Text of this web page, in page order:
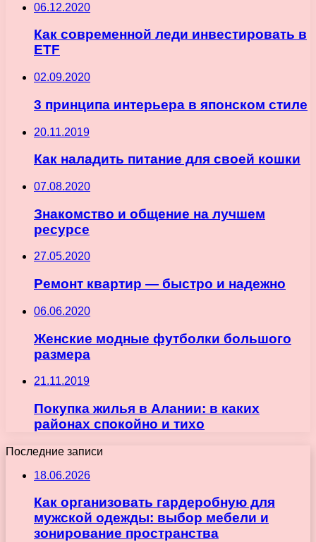
06.12.2020
Как современной леди инвестировать в
ETF
02.09.2020
3 принципа интерьера в японском стиле
20.11.2019
Как наладить питание для своей кошки
07.08.2020
Знакомство и общение на лучшем
ресурсе
27.05.2020
Ремонт квартир — быстро и надежно
06.06.2020
Женские модные футболки большого
размера
21.11.2019
Покупка жилья в Алании: в каких
районах спокойно и тихо
Последние записи
18.06.2026
Как организовать гардеробную для
мужской одежды: выбор мебели и
зонирование пространства